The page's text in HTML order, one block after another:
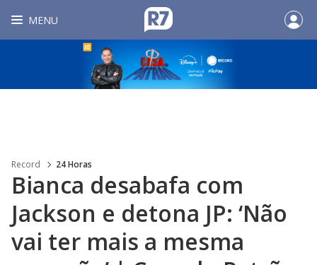
MENU
Record 24 Horas
Bianca desabafa com
Jackson e detona JP: ‘Não
vai ter mais a mesma